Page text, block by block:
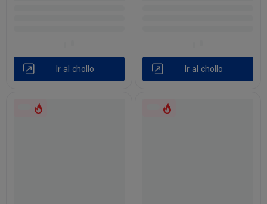
Ir al chollo Ir al chollo